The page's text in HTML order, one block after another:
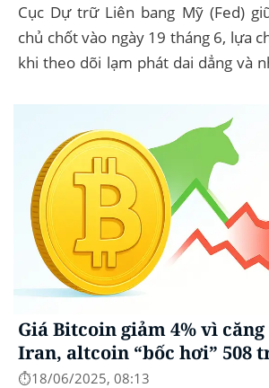
Cục Dự trữ Liên bang Mỹ (Fed)
chủ chốt vào ngày 19 tháng 6, lựa
khi theo dõi lạm phát dai dẳng và
Giá Bitcoin giảm 4% vì
Iran, altcoin “bốc hơi” 508
⏱️18/06/2025, 08:13